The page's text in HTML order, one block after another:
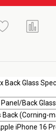
Back Glass
Panel/Back Glass
Back (Corning-
iPhone 16